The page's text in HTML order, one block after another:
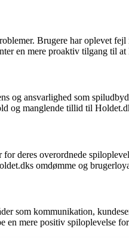
Brugere har oplevet
en mere proaktiv tilgang til at
og ansvarlighed som
og manglende tillid til
deres overordnede
omdømme og
som kommunikation,
mere positiv spiloplevelse